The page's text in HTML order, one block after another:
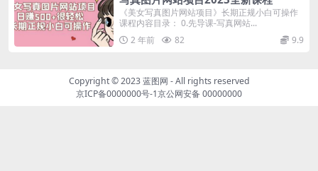
《美女写真图片网站项目》长期正规小白可操作
课程内容目录： 0.先导课-写真网站...
2 年前
82 9.9
Copyright © 2023蓝图网 - All rights reserved
京ICP备0000000号-1京公网安备 00000000